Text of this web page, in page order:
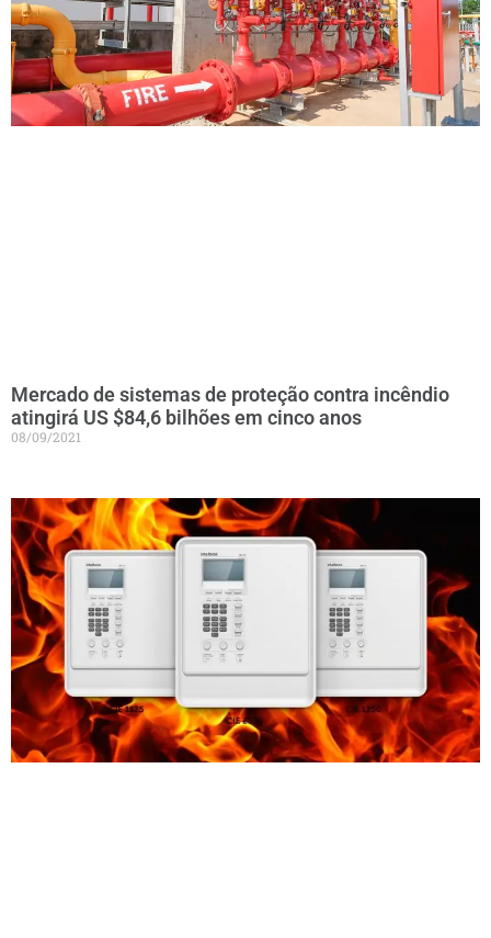
Mercado de sistemas de proteção contra incêndio
atingirá US $84,6 bilhões em cinco anos
08/09/2021